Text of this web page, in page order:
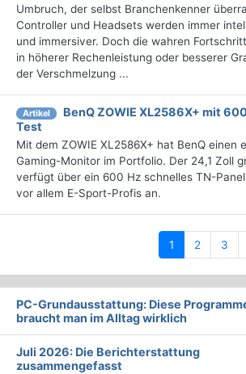
Umbruch, der selbst Branchenkenner
Controller und Headsets werden immer
und immersiver. Doch die wahren
in höherer Rechenleistung oder besserer
der Verschmelzung ...
Artikel
BenQ ZOWIE XL2586X+ mit
Test
Mit dem ZOWIE XL2586X+ hat BenQ einen
Gaming-Monitor im Portfolio. Der 24,1 Zoll
verfügt über ein 600 Hz schnelles TN-
vor allem E-Sport-Profis an.
1 (current)
2 3
PC-Grundausstattung: Diese
braucht man im Alltag wirklich
Juli 2026: Die Bericht­erstattung
zusammengefasst